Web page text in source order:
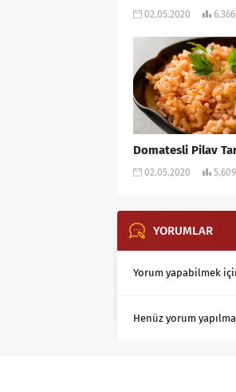
02.05.2020 6.366
Domatesli Pilav
02.05.2020 5.609
YORUMLAR
Yorum yapabilmek
Henüz yorum